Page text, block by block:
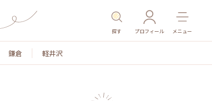
探す プロフィール メニュー
鎌倉 軽井沢